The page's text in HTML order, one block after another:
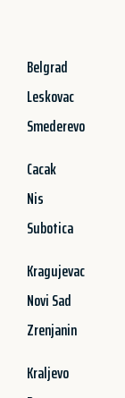
Belgrad
Leskovac
Smederevo
Cacak
Nis
Subotica
Kragujevac
Novi Sad
Zrenjanin
Kraljevo